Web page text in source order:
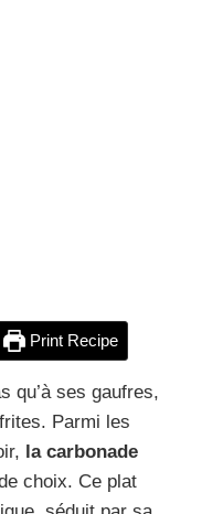
Print Recipe
qu’à ses gaufres,
Parmi les
la carbonade
choix. Ce plat